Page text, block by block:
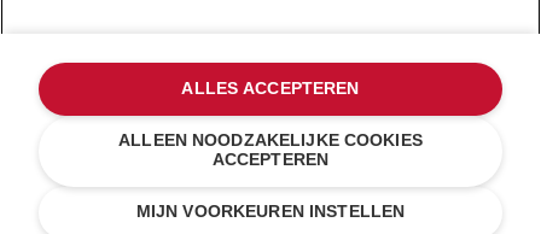
© KitchenAid 2026 - Alle rechten voorbehouden.
KitchenAid en het design van de mixer zijn handelsmerken
in de Verenigde Staten en andere landen.
Mijn cookies beheren Privacyverklaring
MIJN VOORKEUREN INSTELLEN
ALLEEN NOODZAKELIJKE COOKIES
ACCEPTEREN
ALLES ACCEPTEREN